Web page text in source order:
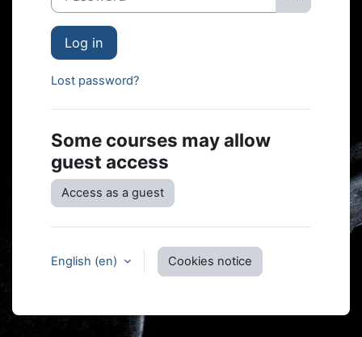
Log in
Lost password?
Some courses may allow
guest access
Access as a guest
English ‎(en)‎ Cookies notice